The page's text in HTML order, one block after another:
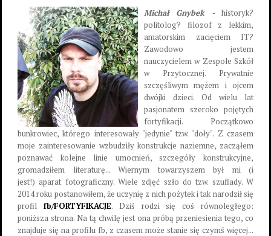
Michał Gnybek - historyk?
politolog? filozof z lekkim,
amatorskim zacięciem IT?
Zawodowo jestem
nauczycielem w Zespole Szkół
w Przytocznej. Prywatnie
szczęśliwym mężem i ojcem
dwójki dzieci. Od wielu lat
pasjonatem szeroko pojętych
fortyfikacji. Początkowo
bunkrowiec, którego interesowały "jedynie" tzw. "doły". Z czasem
moje zainteresowanie wzbudziły konstrukcje naziemne, zacząłem
poznawać kolejne linie umocnień, szczegóły konstrukcyjne,
gromadziłem literaturę... Wiernym towarzyszem był mi (i
jest!) aparat fotograficzny. Wiele zdjęć szło do tzw. szuflady. W
2014 roku postanowiłem, że uczynię z nich pożytek i tak narodził się
profil fb/FORTYFIKACJE. Dziś rodzi się coś równoległego:
poniższa strona. Na tą chwilę jest ona próbą przeniesienia tego, co
znajduje się na profilu fb, z czasem może stanie się czymś więcej...